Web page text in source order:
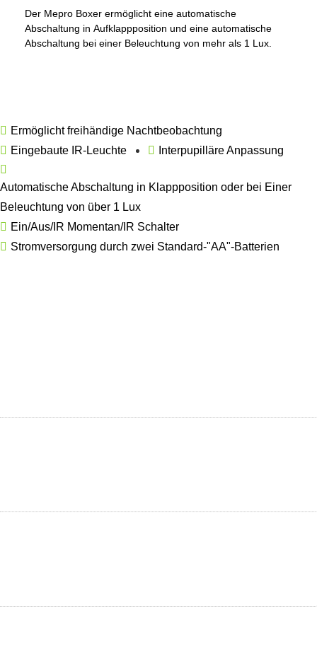
Der Mepro Boxer ermöglicht eine automatische
Abschaltung in Aufklappposition und eine automatische
Abschaltung bei einer Beleuchtung von mehr als 1 Lux.
Ermöglicht freihändige Nachtbeobachtung
Eingebaute IR-Leuchte
Interpupilläre Anpassung
Automatische Abschaltung in Klappposition oder bei Einer
Beleuchtung von über 1 Lux
Ein/Aus/IR Momentan/IR Schalter
Stromversorgung durch zwei Standard-"AA"-Batterien